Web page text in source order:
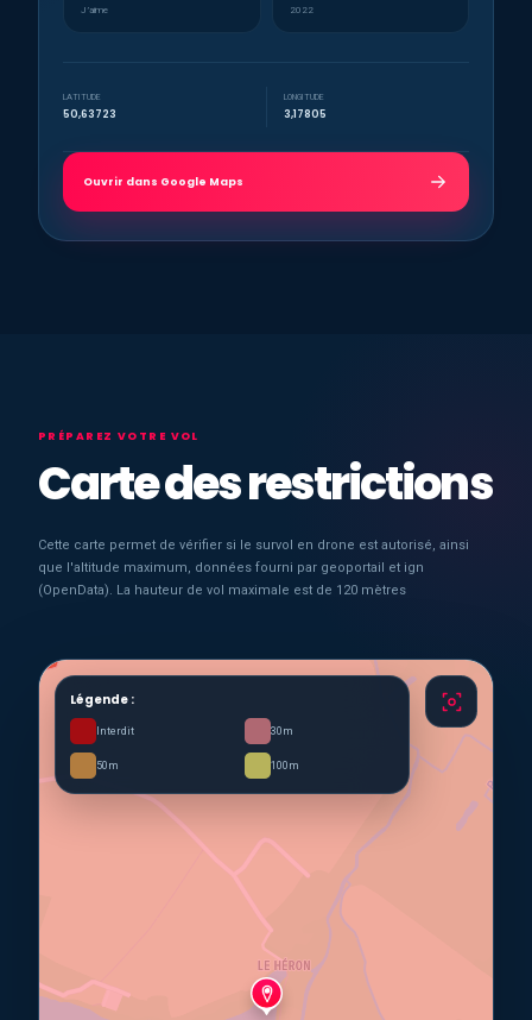
J’aime 2022
LATITUDE
50,63723
LONGITUDE
3,17805
Ouvrir dans Google Maps
PRÉPAREZ VOTRE VOL
Carte des restrictions
Cette carte permet de vérifier si le survol en drone est autorisé, ainsi
que l'altitude maximum, données fourni par geoportail et ign
(OpenData). La hauteur de vol maximale est de 120 mètres
Légende :
Interdit 30m
50m 100m